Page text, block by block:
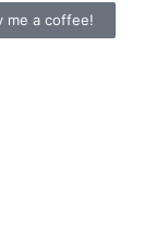
me a coffee!